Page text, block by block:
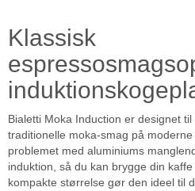
Klassisk
Bialetti Moka Induction er designet
traditionelle moka-smag på
problemet med aluminiums
induktion, så du kan brygge din
kompakte størrelse gør den ideel til